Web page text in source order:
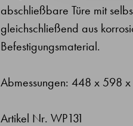
abschließbare Türe mit
gleichschließend aus
Befestigungsmaterial.
Abmessungen: 448 x 598 x
Artikel Nr. WP131